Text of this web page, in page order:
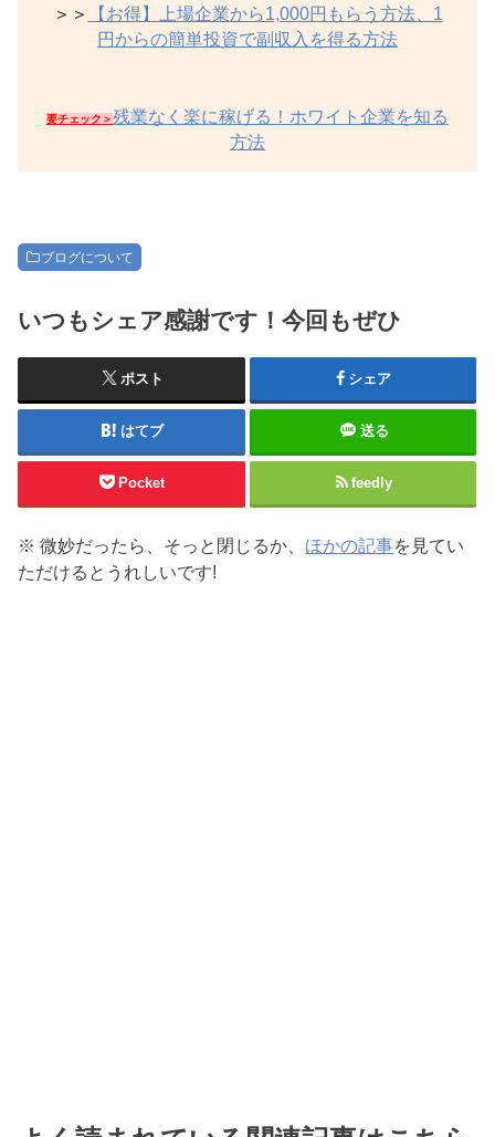
＞＞
【お得】上場企業から1,000円もらう方法、1
円からの簡単投資で副収入を得る方法
要チェック＞残業なく楽に稼げる！ホワイト企業を知る
方法
ブログについて
いつもシェア感謝です！今回もぜひ
ポスト シェア
はてブ 送る
Pocket feedly
※ 微妙だったら、そっと閉じるか、 ほかの記事を見てい
ただけるとうれしいです!